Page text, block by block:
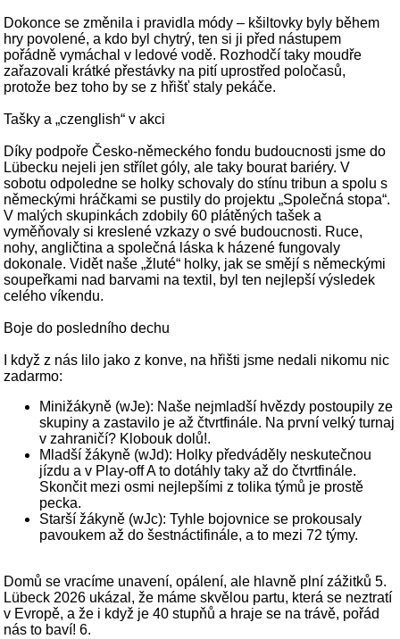
Dokonce se změnila i pravidla módy – kšiltovky byly během
hry povolené, a kdo byl chytrý, ten si ji před nástupem
pořádně vymáchal v ledové vodě. Rozhodčí taky moudře
zařazovali krátké přestávky na pití uprostřed poločasů,
protože bez toho by se z hřišť staly pekáče.
Tašky a „czenglish“ v akci
Díky podpoře Česko-německého fondu budoucnosti jsme do
Lübecku nejeli jen střílet góly, ale taky bourat bariéry. V
sobotu odpoledne se holky schovaly do stínu tribun a spolu s
německými hráčkami se pustily do projektu „Společná stopa“.
V malých skupinkách zdobily 60 plátěných tašek a
vyměňovaly si kreslené vzkazy o své budoucnosti. Ruce,
nohy, angličtina a společná láska k házené fungovaly
dokonale. Vidět naše „žluté“ holky, jak se smějí s německými
soupeřkami nad barvami na textil, byl ten nejlepší výsledek
celého víkendu.
Boje do posledního dechu
I když z nás lilo jako z konve, na hřišti jsme nedali nikomu nic
zadarmo:
Minižákyně (wJe): Naše nejmladší hvězdy postoupily ze
skupiny a zastavilo je až čtvrtfinále. Na první velký turnaj
v zahraničí? Klobouk dolů!.
Mladší žákyně (wJd): Holky předváděly neskutečnou
jízdu a v Play-off A to dotáhly taky až do čtvrtfinále.
Skončit mezi osmi nejlepšími z tolika týmů je prostě
pecka.
Starší žákyně (wJc): Tyhle bojovnice se prokousaly
pavoukem až do šestnáctifinále, a to mezi 72 týmy.
Domů se vracíme unavení, opálení, ale hlavně plní zážitků 5.
Lübeck 2026 ukázal, že máme skvělou partu, která se neztratí
v Evropě, a že i když je 40 stupňů a hraje se na trávě, pořád
nás to baví! 6.